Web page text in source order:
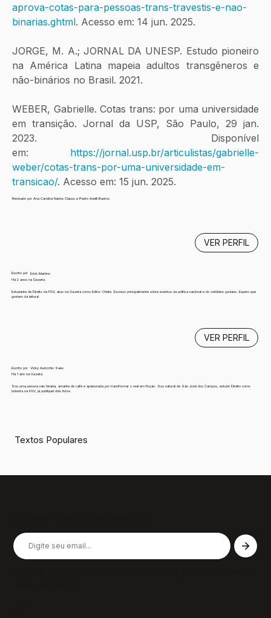
aprova-cotas-para-pessoas-trans-travestis-e-nao-
binarias.ghtml. Acesso em: 14 jun. 2025.
JORGE, M. A.; JORNAL DA UNESP. Estudo pioneiro
na América Latina mapeia adultos transgêneros e
não-binários no Brasil. 2021.
WEBER, Gabrielle. Cotas trans: por uma universidade
em transição. Jornal da USP, São Paulo, 29 jan.
2023. Disponível
em:
https://jornal.usp.br/articulistas/gabrielle-
weber/cotas-trans-por-uma-universidade-em-
transicao/. Acesso em: 15 jun. 2025.
Revisado por Ana Carolina Narios Clauss e Pedro Anelli Bastos
Escrito por
Erick Martins
Há 2 anos na Gazeta
Estudante de Direito da FGV, atuo na Gazeta como Editor-Chefe. Escrevo principalmente sobre eventos da política nacional e do cotidiano gvniano. Espero que
gostem da leitura!
VER PERFIL
Escrito por
Vicky Auricchio Saes
Há 1 ano na Gazeta
Sou uma pessoa não binária, amante de café e apaixonada por transformar o real em ficção. Sou natural de São José dos Campos, estudo Direito como
bolsista na FGV, já publiquei dois livros.
VER PERFIL
Textos Populares